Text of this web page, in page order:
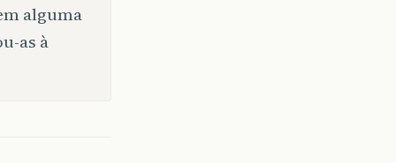
alguma
as à